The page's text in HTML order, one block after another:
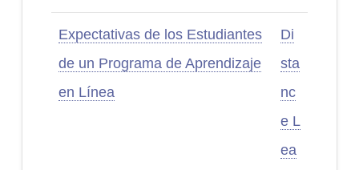
Expectativas de los Estudiantes
de un Programa de Aprendizaje
en Línea
Di
sta
nc
e L
ea